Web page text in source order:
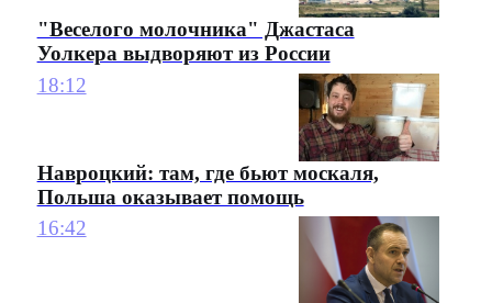
"Веселого молочника" Джастаса
Уолкера выдворяют из России
18:12
Навроцкий: там, где бьют москаля,
Польша оказывает помощь
16:42